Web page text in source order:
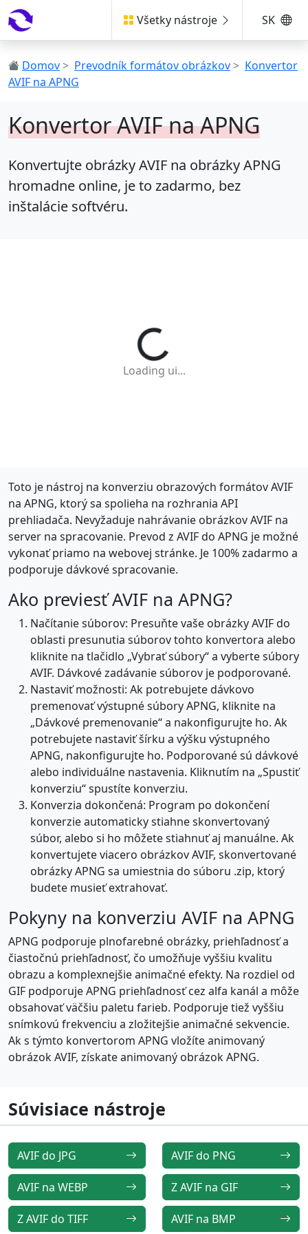
Všetky nástroje SK
Domov> Prevodník formátov obrázkov> Konvertor
AVIF na APNG
Konvertor AVIF na APNG
Konvertujte obrázky AVIF na obrázky APNG
hromadne online, je to zadarmo, bez
inštalácie softvéru.
Loading ui...
Toto je nástroj na konverziu obrazových formátov AVIF
na APNG, ktorý sa spolieha na rozhrania API
prehliadača. Nevyžaduje nahrávanie obrázkov AVIF na
server na spracovanie. Prevod z AVIF do APNG je možné
vykonať priamo na webovej stránke. Je 100% zadarmo a
podporuje dávkové spracovanie.
Ako previesť AVIF na APNG?
Načítanie súborov: Presuňte vaše obrázky AVIF do
oblasti presunutia súborov tohto konvertora alebo
kliknite na tlačidlo „Vybrať súbory“ a vyberte súbory
AVIF. Dávkové zadávanie súborov je podporované.
Nastaviť možnosti: Ak potrebujete dávkovo
premenovať výstupné súbory APNG, kliknite na
„Dávkové premenovanie“ a nakonfigurujte ho. Ak
potrebujete nastaviť šírku a výšku výstupného
APNG, nakonfigurujte ho. Podporované sú dávkové
alebo individuálne nastavenia. Kliknutím na „Spustiť
konverziu“ spustíte konverziu.
Konverzia dokončená: Program po dokončení
konverzie automaticky stiahne skonvertovaný
súbor, alebo si ho môžete stiahnuť aj manuálne. Ak
konvertujete viacero obrázkov AVIF, skonvertované
obrázky APNG sa umiestnia do súboru .zip, ktorý
budete musieť extrahovať.
Pokyny na konverziu AVIF na APNG
APNG podporuje plnofarebné obrázky, priehľadnosť a
čiastočnú priehľadnosť, čo umožňuje vyššiu kvalitu
obrazu a komplexnejšie animačné efekty. Na rozdiel od
GIF podporuje APNG priehľadnosť cez alfa kanál a môže
obsahovať väčšiu paletu farieb. Podporuje tiež vyššiu
snímkovú frekvenciu a zložitejšie animačné sekvencie.
Ak s týmto konvertorom APNG vložíte animovaný
obrázok AVIF, získate animovaný obrázok APNG.
Súvisiace nástroje
AVIF do JPG AVIF do PNG
AVIF na WEBP Z AVIF na GIF
Z AVIF do TIFF AVIF na BMP